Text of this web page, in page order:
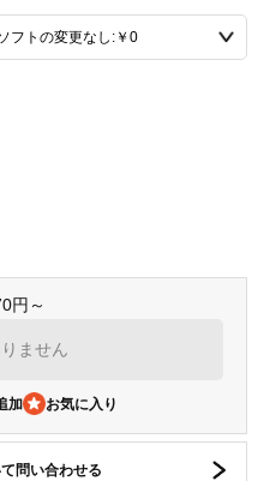
円～
ません
加
問い合わせる